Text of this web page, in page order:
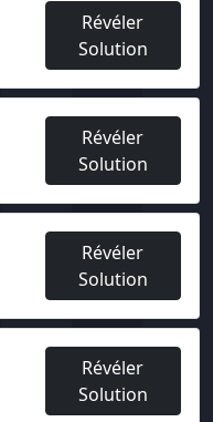
Révéler
Solution
Révéler
Solution
Révéler
Solution
Révéler
Solution